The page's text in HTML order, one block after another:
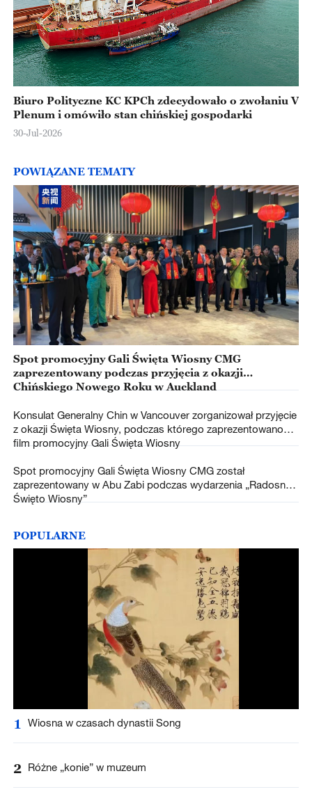
Biuro Polityczne KC KPCh zdecydowało o zwołaniu V
Plenum i omówiło stan chińskiej gospodarki
30-Jul-2026
POWIĄZANE TEMATY
Spot promocyjny Gali Święta Wiosny CMG
zaprezentowany podczas przyjęcia z okazji
Chińskiego Nowego Roku w Auckland
Konsulat Generalny Chin w Vancouver zorganizował przyjęcie
z okazji Święta Wiosny, podczas którego zaprezentowano
film promocyjny Gali Święta Wiosny
Spot promocyjny Gali Święta Wiosny CMG został
zaprezentowany w Abu Zabi podczas wydarzenia „Radosne
Święto Wiosny”
POPULARNE
1 Wiosna w czasach dynastii Song
2 Różne „konie” w muzeum